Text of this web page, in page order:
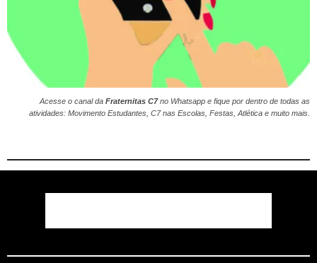
Acesse o canal da Fraternitas C7no Whatsapp e fique por dentro de todas as
atividades: Movimento Estudantes, C7 nas Escolas, Festas, Atlética e muito mais.